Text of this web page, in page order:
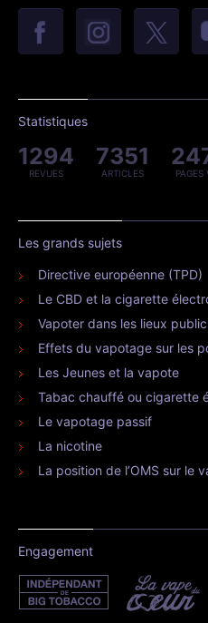
Statistiques
1294
REVUES
7351
ARTICLES
Les grands sujets
Directive européenne (TPD)
Le CBD et la cigarette
Vapoter dans les lieux
Effets du vapotage sur les
Les Jeunes et la vapote
Tabac chauffé ou cigarette
Le vapotage passif
La nicotine
La position de l’OMS sur le
Engagement